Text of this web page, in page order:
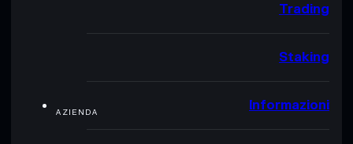
Trading
Staking
AZIENDA Informazioni